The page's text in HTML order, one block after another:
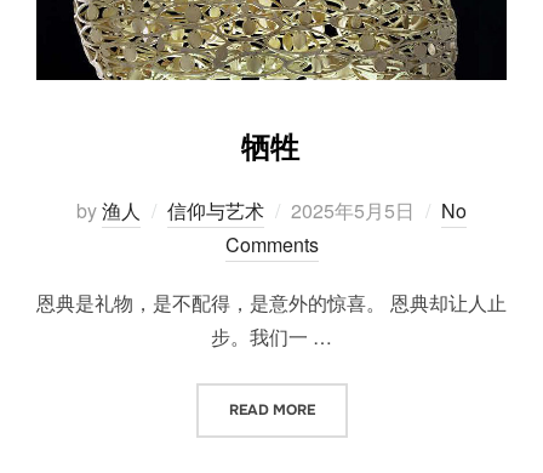
牺牲
by渔人 信仰与艺术
Posted
on
2025年5月5日
No
Comments
恩典是礼物，是不配得，是意外的惊喜。 恩典却让人止
步。我们一 …
READ MORE“牺牲”